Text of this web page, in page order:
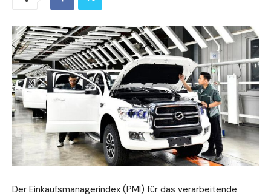
Der Einkaufsmanagerindex (PMI) für das verarbeitende